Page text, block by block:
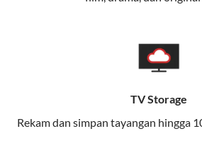
memungkinkan Anda menikmati
Dengan Telkomsel One, Anda tidak
teknologi jaringan tertentu,
fleksibilitas dan kenyamanan
Keunggulan Telkomsel One
TV Storage
Rekam dan simpan tayangan hingga